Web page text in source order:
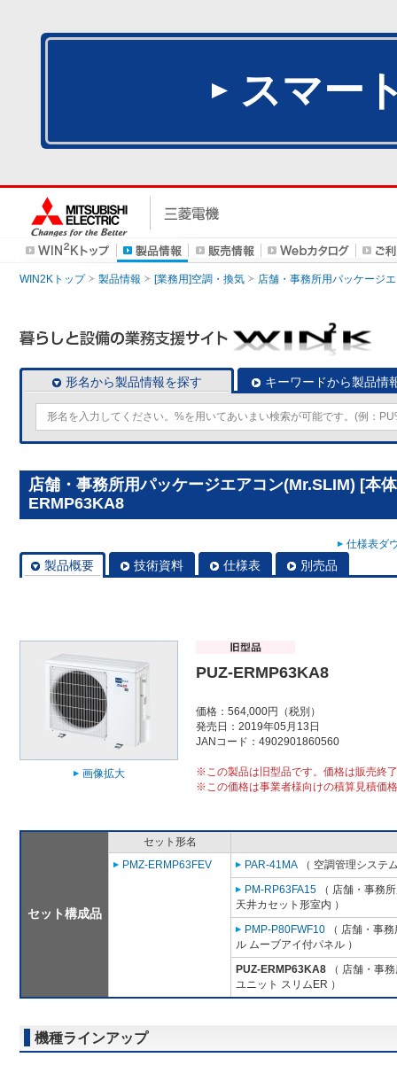
スマー
WIN2Kトップ 製品情報 [業務用]空調・換気 店舗・事務所用パッケージ
形名から製品情報を探す キーワードから製品情
店舗・事務所用パッケージエアコン(Mr.SLIM) [本
ERMP63KA8
仕様表ダ
製品概要 技術資料 仕様表 別売品
画像拡大
PUZ-ERMP63KA8
価格：564,000円（税別）
発売日：2019年05月13日
JANコード：4902901860560
※この製品は旧型品です。価格は販売終
※この価格は事業者様向けの積算見積価
セット構成品
セット形名
PMZ-ERMP63FEV
PAR-41MA （ 空調管理システ
PM-RP63FA15 （ 店舗・事務
天井カセット形室内 ）
PMP-P80FWF10 （ 店舗・事
ル ムーブアイ付パネル ）
PUZ-ERMP63KA8 （ 店舗・事
ユニット スリムER ）
機種ラインアップ